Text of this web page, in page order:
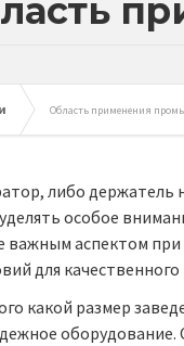
Область применения
либо держатель
особое
важным аспектом
для
какой размер